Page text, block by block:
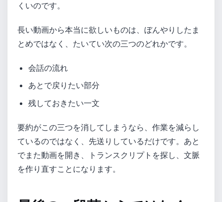
くいのです。
長い動画から本当に欲しいものは、ぼんやりしたま
とめではなく、たいてい次の三つのどれかです。
会話の流れ
あとで戻りたい部分
残しておきたい一文
要約がこの三つを消してしまうなら、作業を減らし
ているのではなく、先送りしているだけです。あと
でまた動画を開き、トランスクリプトを探し、文脈
を作り直すことになります。